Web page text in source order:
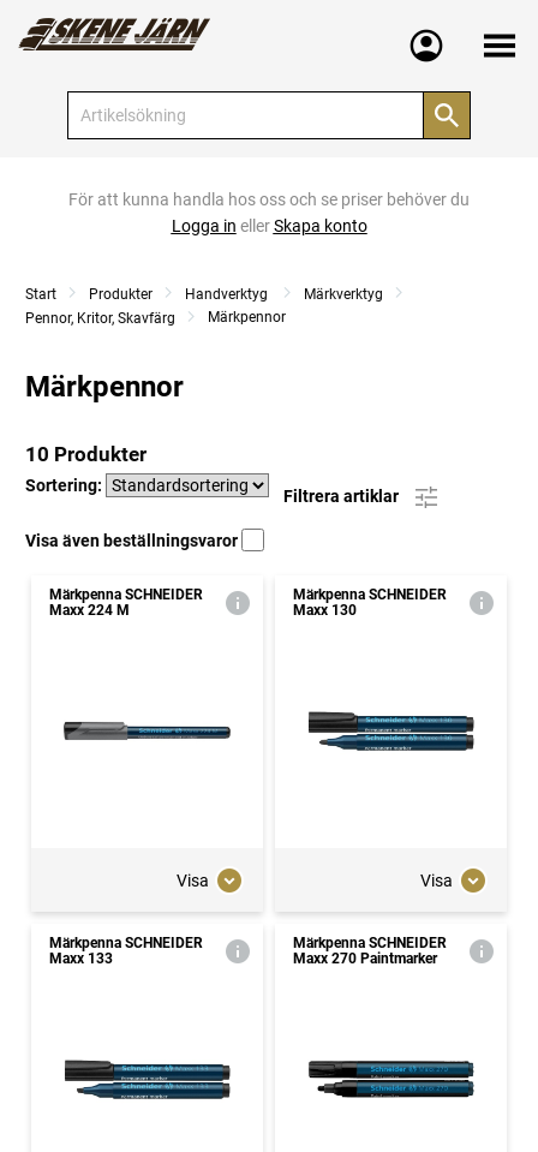
Meny
För att kunna handla hos oss och se priser behöver du
Logga in ellerSkapa konto
Start Produkter Handverktyg
Märkverktyg
Pennor, Kritor, Skavfärg
Märkpennor
Märkpennor
10 Produkter
Sortering:
Filtrera artiklar
Visa även beställningsvaror
Märkpenna SCHNEIDER
Maxx 224 M
Visa
Märkpenna SCHNEIDER
Maxx 130
Visa
Märkpenna SCHNEIDER
Maxx 133
Märkpenna SCHNEIDER
Maxx 270 Paintmarker